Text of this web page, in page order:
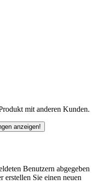
mit anderen Kunden.
anzeigen!
Benutzern abgegeben
erstellen Sie einen neuen